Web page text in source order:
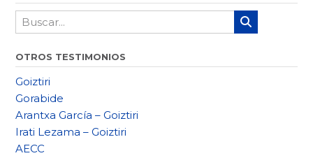
OTROS TESTIMONIOS
Goiztiri
Gorabide
Arantxa García – Goiztiri
Irati Lezama – Goiztiri
AECC